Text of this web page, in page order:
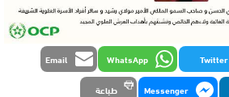
Twitter
WhatsApp
Email
Messenger طباعة